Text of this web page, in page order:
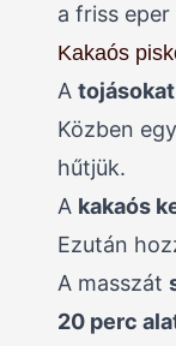
a friss
Kakaós
A tojásokat
Közben
hűtjük.
A kakaós
Ezután
A masszát
20 perc